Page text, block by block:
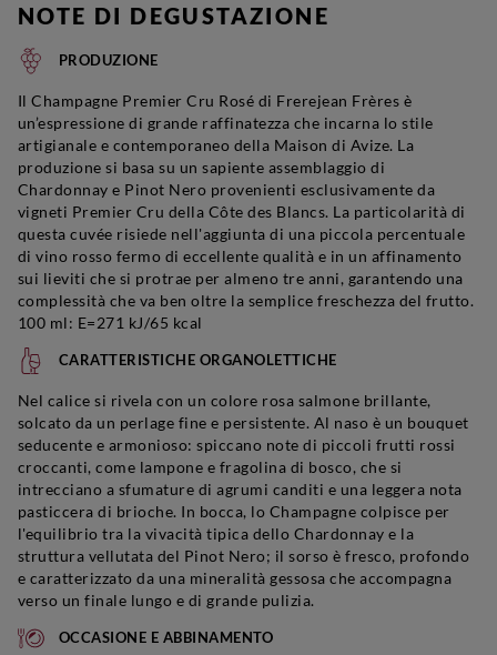
NOTE DI DEGUSTAZIONE
PRODUZIONE
Il Champagne Premier Cru Rosé di Frerejean Frères è
un’espressione di grande raffinatezza che incarna lo stile
artigianale e contemporaneo della Maison di Avize. La
produzione si basa su un sapiente assemblaggio di
Chardonnay e Pinot Nero provenienti esclusivamente da
vigneti Premier Cru della Côte des Blancs. La particolarità di
questa cuvée risiede nell'aggiunta di una piccola percentuale
di vino rosso fermo di eccellente qualità e in un affinamento
sui lieviti che si protrae per almeno tre anni, garantendo una
complessità che va ben oltre la semplice freschezza del frutto.
100 ml: E=271 kJ/65 kcal
CARATTERISTICHE ORGANOLETTICHE
Nel calice si rivela con un colore rosa salmone brillante,
solcato da un perlage fine e persistente. Al naso è un bouquet
seducente e armonioso: spiccano note di piccoli frutti rossi
croccanti, come lampone e fragolina di bosco, che si
intrecciano a sfumature di agrumi canditi e una leggera nota
pasticcera di brioche. In bocca, lo Champagne colpisce per
l'equilibrio tra la vivacità tipica dello Chardonnay e la
struttura vellutata del Pinot Nero; il sorso è fresco, profondo
e caratterizzato da una mineralità gessosa che accompagna
verso un finale lungo e di grande pulizia.
OCCASIONE E ABBINAMENTO